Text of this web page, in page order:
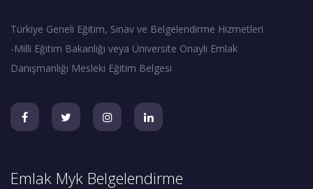
Türkiye Geneli Eğitim, Sınav ve Belgelendirme Hizmetleri
-Milli Eğitim Bakanlığı veya Üniversite Onaylı Emlak
Danışmanlığı Mesleki Eğitim Belgesi
Emlak Myk Belgelendirme